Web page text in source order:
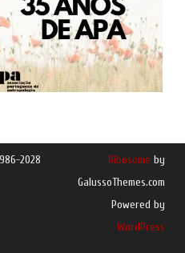
2028 Ribosome by
GalussoThemes.com
Powered by
WordPress